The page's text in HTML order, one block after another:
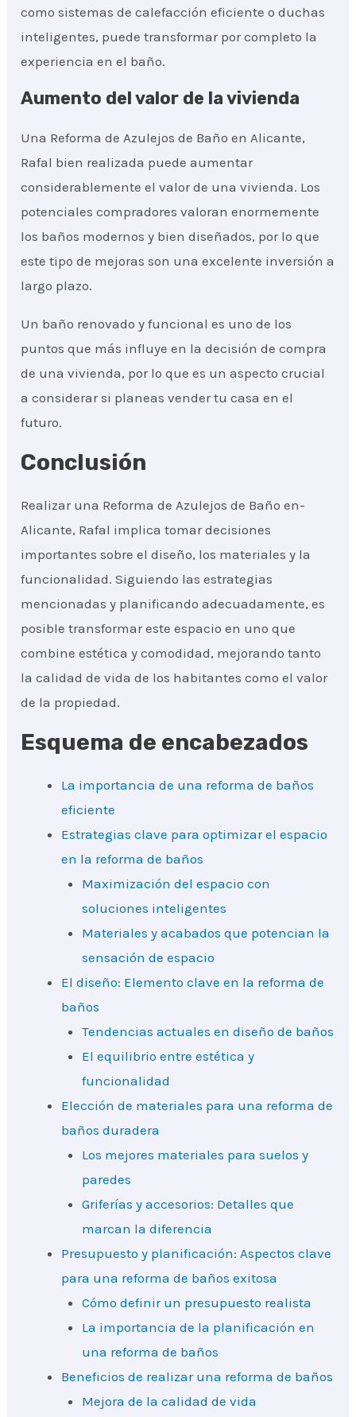
como sistemas de calefacción eficiente o duchas
inteligentes, puede transformar por completo la
experiencia en el baño.
Aumento del valor de la vivienda
Una Reforma de Azulejos de Baño en Alicante,
Rafal bien realizada puede aumentar
considerablemente el valor de una vivienda. Los
potenciales compradores valoran enormemente
los baños modernos y bien diseñados, por lo que
este tipo de mejoras son una excelente inversión a
largo plazo.
Un baño renovado y funcional es uno de los
puntos que más influye en la decisión de compra
de una vivienda, por lo que es un aspecto crucial
a considerar si planeas vender tu casa en el
futuro.
Conclusión
Realizar una Reforma de Azulejos de Baño en-
Alicante, Rafal implica tomar decisiones
importantes sobre el diseño, los materiales y la
funcionalidad. Siguiendo las estrategias
mencionadas y planificando adecuadamente, es
posible transformar este espacio en uno que
combine estética y comodidad, mejorando tanto
la calidad de vida de los habitantes como el valor
de la propiedad.
Esquema de encabezados
La importancia de una reforma de baños
eficiente
Estrategias clave para optimizar el espacio
en la reforma de baños
Maximización del espacio con
soluciones inteligentes
Materiales y acabados que potencian la
sensación de espacio
El diseño: Elemento clave en la reforma de
baños
Tendencias actuales en diseño de baños
El equilibrio entre estética y
funcionalidad
Elección de materiales para una reforma de
baños duradera
Los mejores materiales para suelos y
paredes
Griferías y accesorios: Detalles que
marcan la diferencia
Presupuesto y planificación: Aspectos clave
para una reforma de baños exitosa
Cómo definir un presupuesto realista
La importancia de la planificación en
una reforma de baños
Beneficios de realizar una reforma de baños
Mejora de la calidad de vida